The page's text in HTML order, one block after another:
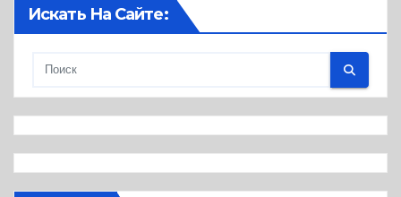
Искать На Сайте: